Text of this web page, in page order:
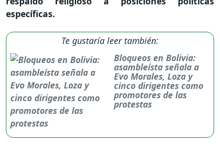
específicas.
Te gustaría leer también:
Bloqueos en Bolivia:
asambleísta señala a
Evo Morales, Loza y
cinco dirigentes como
promotores de las
protestas